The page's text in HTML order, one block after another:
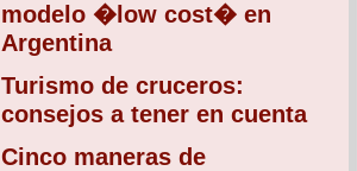
modelo �low cost� en
Argentina
Turismo de cruceros:
consejos a tener en cuenta
Cinco maneras de